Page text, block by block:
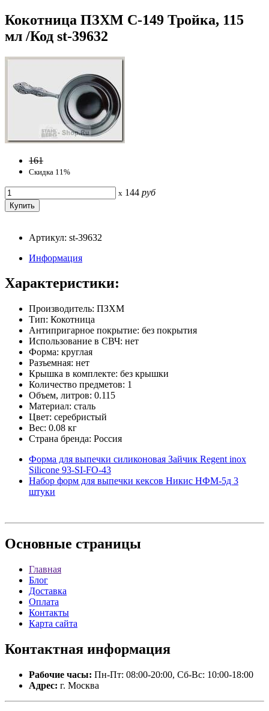
Кокотница ПЗХМ С-149 Тройка, 115
мл /Код st-39632
161
Скидка 11%
x 144 руб
Артикул: st-39632
Информация
Характеристики:
Производитель: ПЗХМ
Тип: Кокотница
Антипригарное покрытие: без покрытия
Использование в СВЧ: нет
Форма: круглая
Разъемная: нет
Крышка в комплекте: без крышки
Количество предметов: 1
Объем, литров: 0.115
Материал: сталь
Цвет: серебристый
Вес: 0.08 кг
Страна бренда: Россия
Форма для выпечки силиконовая Зайчик Regent inox
Silicone 93-SI-FO-43
Набор форм для выпечки кексов Никис НФМ-5д 3
штуки
Основные страницы
Главная
Блог
Доставка
Оплата
Контакты
Карта сайта
Контактная информация
Рабочие часы: Пн-Пт: 08:00-20:00, Сб-Вс: 10:00-18:00
Адрес: г. Москва